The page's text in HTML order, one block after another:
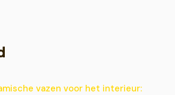
vazen voor het interieur: